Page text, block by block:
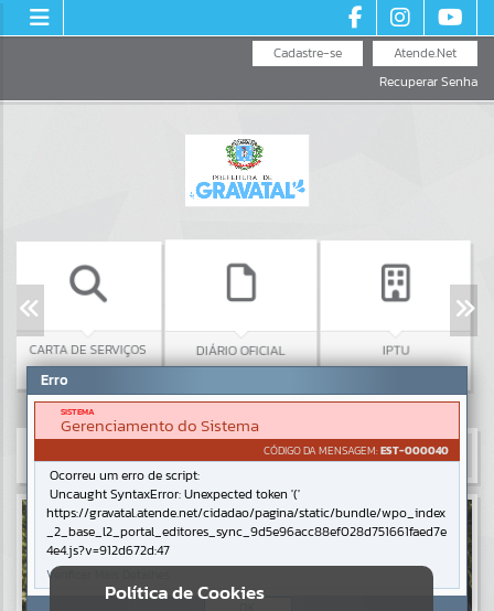
Atende.Net
Cadastre-se
Recuperar Senha
CARTA DE SERVIÇOS DIÁRIO OFICIAL
Resultados para""
PortaisPolítica de Cookies
Erro
SISTEMA
Gerenciamento do Sistema
CÓDIGO DA MENSAGEM:EST-000040
Ocorreu um erro de script:
Uncaught SyntaxError: Unexpected token '('
https://gravatal.atende.net/cidadao/pagina/static/bundle/wpo_index
_2_base_l2_portal_editores_sync_9d5e96acc88ef028d751661faed7e
4e4.js?v=912d672d:47
Verificar Mais Detalhes